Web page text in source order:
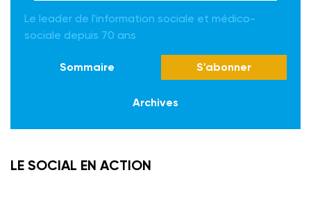
Le leader de l'information sociale et médico-
sociale depuis 70 ans
Sommaire S'abonner
Archives
LE SOCIAL EN ACTION